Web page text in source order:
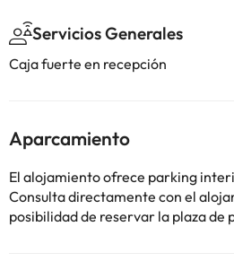
Servicios Generales
Caja fuerte en recepción
Aparcamiento
El alojamiento ofrece parking
Consulta directamente con el
posibilidad de reservar la plaza de